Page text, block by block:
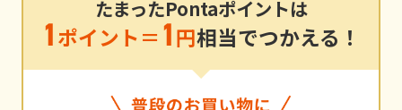
たまったPontaポイントは
1ポイント＝ 1円相当でつかえる！